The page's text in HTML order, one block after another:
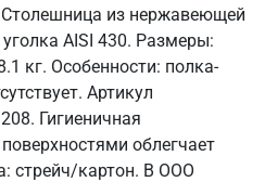
из нержавеющей
AISI 430. Размеры:
кг. Особенности: полка-
Артикул
Гигиеничная
облегчает
стрейч/картон. В ООО